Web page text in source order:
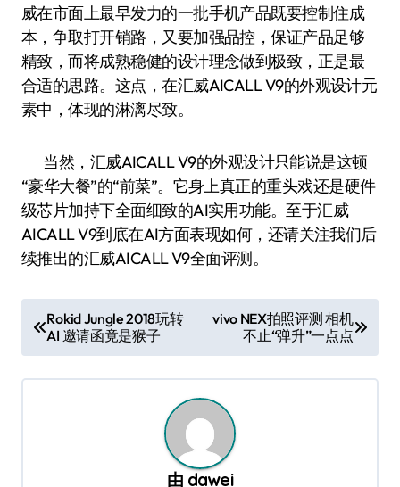
威在市面上最早发力的一批手机产品既要控制住成
本，争取打开销路，又要加强品控，保证产品足够
精致，而将成熟稳健的设计理念做到极致，正是最
合适的思路。这点，在汇威AICALL V9的外观设计元
素中，体现的淋漓尽致。
当然，汇威AICALL V9的外观设计只能说是这顿
“豪华大餐”的“前菜”。它身上真正的重头戏还是硬件
级芯片加持下全面细致的AI实用功能。至于汇威
AICALL V9到底在AI方面表现如何，还请关注我们后
续推出的汇威AICALL V9全面评测。
章
导
Rokid Jungle 2018玩转
AI 邀请函竟是猴子
vivo NEX拍照评测 相机
不止“弹升”一点点
由 dawei